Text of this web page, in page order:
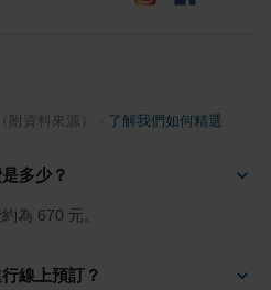
資料來源） 了解我們如何精選
多少？
為 670 元。
線上預訂？